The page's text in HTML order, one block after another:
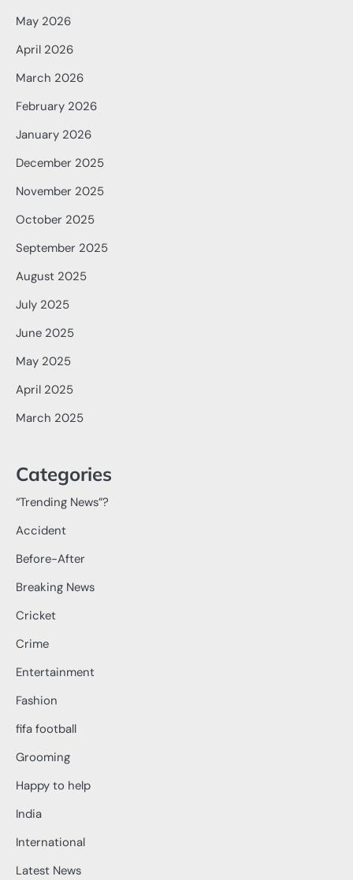
May 2026
April 2026
March 2026
February 2026
January 2026
December 2025
November 2025
October 2025
September 2025
August 2025
July 2025
June 2025
May 2025
April 2025
March 2025
Categories
“Trending News”?
Accident
Before-After
Breaking News
Cricket
Crime
Entertainment
Fashion
fifa football
Grooming
Happy to help
India
International
Latest News